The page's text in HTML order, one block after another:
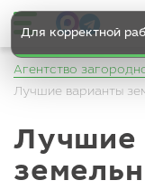
Для корректной
Агентство
Лучшие варианты
Лучшие варианты